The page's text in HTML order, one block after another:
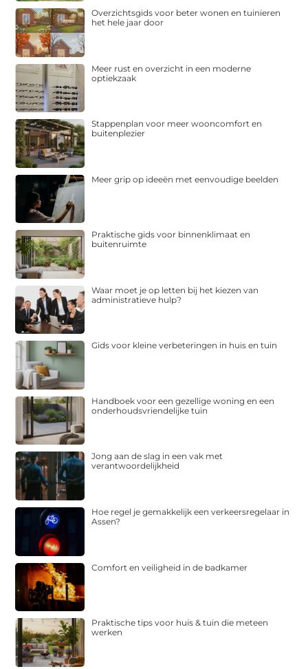
Overzichtsgids voor beter wonen en tuinieren
het hele jaar door
Meer rust en overzicht in een moderne
optiekzaak
Stappenplan voor meer wooncomfort en
buitenplezier
Meer grip op ideeën met eenvoudige beelden
Praktische gids voor binnenklimaat en
buitenruimte
Waar moet je op letten bij het kiezen van
administratieve hulp?
Gids voor kleine verbeteringen in huis en tuin
Handboek voor een gezellige woning en een
onderhoudsvriendelijke tuin
Jong aan de slag in een vak met
verantwoordelijkheid
Hoe regel je gemakkelijk een verkeersregelaar in
Assen?
Comfort en veiligheid in de badkamer
Praktische tips voor huis & tuin die meteen
werken